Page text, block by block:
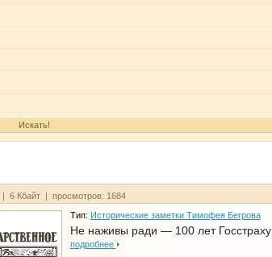
| 6 Кбайт | просмотров: 1684
Тип: Исторические заметки Тимофея Бегрова
Не наживы ради — 100 лет Госстраху
подробнее